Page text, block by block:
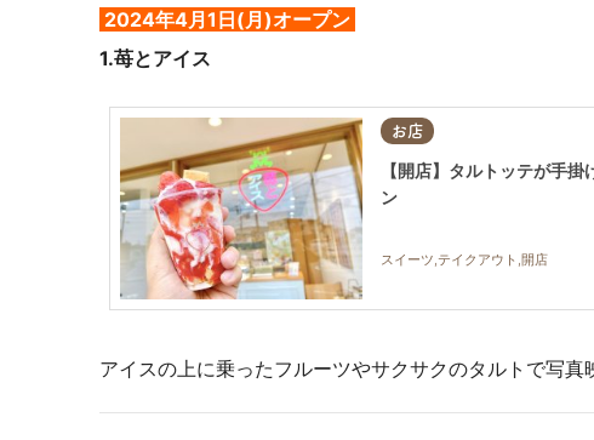
2024年4月1日(月)オープン
1.苺とアイス
お店
【開店】タルトッテが手
ン
スイーツ,テイクアウト,開店
アイスの上に乗ったフルーツやサクサクのタルトで写真